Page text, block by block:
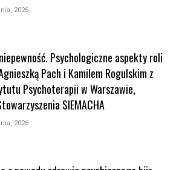
2026
Psychologiczne aspekty roli
Pach i Kamilem Rogulskim z
Psychoterapii w Warszawie,
SIEMACHA
2026